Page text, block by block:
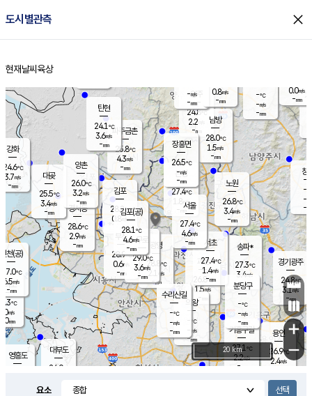
도시별관측 close
홈
현재날씨 육상
의도
℃
m/s
mm
영흥도
양주
24.8℃
2.2
-mm
과천
26.8℃
1.5m/s
- mm
용인
26.9℃
2.4m/s
경기광주
24.8℃
3.1m/s
-mm
대부도
24.0
14.5
경서동
28.6℃
2.9m/s
-mm
파주금촌
25.8℃
4.3m/s
-mm
-℃
-m/s
-mm
대곶
25.5℃
3.4m/s
-mm
창
-
-m/
-
탄현
24.1℃
3.6m/s
-mm
0.0m/s
-mm
의왕
- ℃
-m/s
-mm
김포
28.2℃
0.8 m/s
mm
광명
28.8 ℃
2.1 m/s
-mm
부천
28.9℃
0.6m/s
-mm
양촌
26.0℃
3.2m/s
-mm
구로
29.0℃
3.6m/s
-mm
은평
27.4℃
1.8 m/s
- mm
노원
26.8℃
3.4m/s
-mm
송파*
27.3℃
3.4m/s
-mm
서초
27.4℃
1.4m/s
-mm
남방
28.0℃
1.5m/s
-mm
기흥구갈
27.1℃
2.2m/s
-
수리산길
-℃
-m/s
-mm
분당구
-℃
-m/s
-mm
장흥면
26.5℃
-m/s
-mm
-m/s
-mm
강화
24.6℃
3.7m/s
-mm
인천(공)
27.0℃
6.5m/s
-mm
김포(공)
28.1℃
4.6m/s
-mm
서울
27.4℃
4.6m/s
-mm
0.8m/s
-mm
+
−
20 km
요소